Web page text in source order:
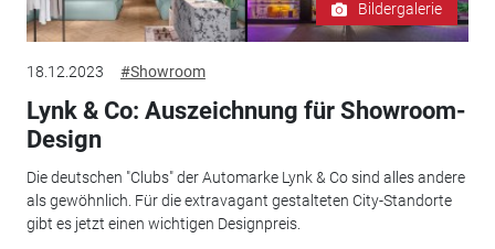
Bildergalerie
18.12.2023 #Showroom
Lynk & Co: Auszeichnung für Showroom-
Design
Die deutschen "Clubs" der Automarke Lynk & Co sind alles andere
als gewöhnlich. Für die extravagant gestalteten City-Standorte
gibt es jetzt einen wichtigen Designpreis.